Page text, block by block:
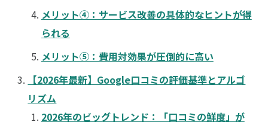
メリット④：サービス改善の具体的なヒントが得
られる
メリット⑤：費用対効果が圧倒的に高い
【2026年最新】Google口コミの評価基準とアルゴ
リズム
2026年のビッグトレンド：「口コミの鮮度」が